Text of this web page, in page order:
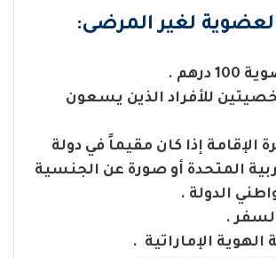
لغير المرضى:
درهم .
للأفراد الذين يسعون
الإقامة إذا كان مقيماً في دولة
المتحدة أو صورة عن الجنسية
الدولة .
.
الإماراتية .